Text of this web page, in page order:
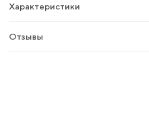
Характеристики
Отзывы